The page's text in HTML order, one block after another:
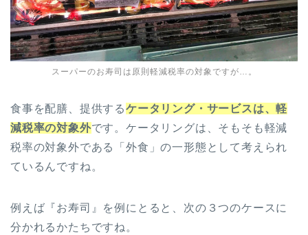
スーパーのお寿司は原則軽減税率の対象ですが…。
食事を配膳、提供するケータリング・サービスは、軽
減税率の対象外です。ケータリングは、そもそも軽減
税率の対象外である「外食」の一形態として考えられ
ているんですね。
例えば『お寿司』を例にとると、次の３つのケースに
分かれるかたちですね。